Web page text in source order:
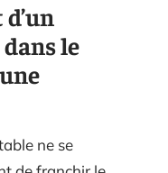
le
ne se